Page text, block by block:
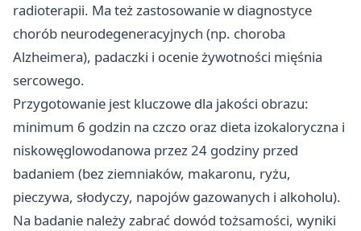
radioterapii. Ma też zastosowanie w diagnostyce
chorób neurodegeneracyjnych (np. choroba
Alzheimera), padaczki i ocenie żywotności mięśnia
sercowego.
Przygotowanie jest kluczowe dla jakości obrazu:
minimum 6 godzin na czczo oraz dieta izokaloryczna i
niskowęglowodanowa przez 24 godziny przed
badaniem (bez ziemniaków, makaronu, ryżu,
pieczywa, słodyczy, napojów gazowanych i alkoholu).
Na badanie należy zabrać dowód tożsamości, wyniki